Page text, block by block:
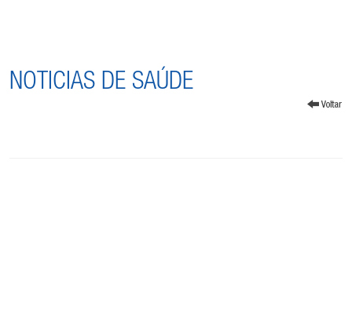
NOTICIAS DE SAÚDE